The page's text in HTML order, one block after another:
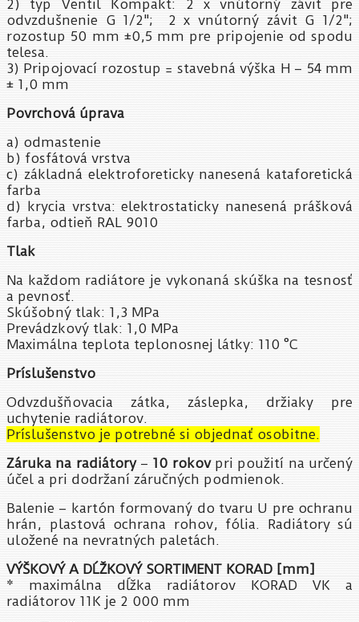
2) typ Ventil Kompakt: 2 x vnútorný závit pre
odvzdušnenie G 1/2"; 2 x vnútorný závit G 1/2";
rozostup 50 mm ±0,5 mm pre pripojenie od spodu
telesa.
3) Pripojovací rozostup = stavebná výška H – 54 mm
± 1,0 mm
Povrchová úprava
a) odmastenie
b) fosfátová vrstva
c) základná elektroforeticky nanesená kataforetická
farba
d) krycia vrstva: elektrostaticky nanesená prášková
farba, odtieň RAL 9010
Tlak
Na každom radiátore je vykonaná skúška na tesnosť
a pevnosť.
Skúšobný tlak: 1,3 MPa
Prevádzkový tlak: 1,0 MPa
Maximálna teplota teplonosnej látky: 110 °C
Príslušenstvo
Odvzdušňovacia zátka, záslepka, držiaky pre
uchytenie radiátorov.
Príslušenstvo je potrebné si objednať osobitne.
Záruka na radiátory– 10 rokovpri použití na určený
účel a pri dodržaní záručných podmienok.
Balenie – kartón formovaný do tvaru U pre ochranu
hrán, plastová ochrana rohov, fólia. Radiátory sú
uložené na nevratných paletách.
VÝŠKOVÝ A DĹŽKOVÝ SORTIMENT KORAD [mm]
* maximálna dĺžka radiátorov KORAD VK a
radiátorov 11K je 2 000 mm